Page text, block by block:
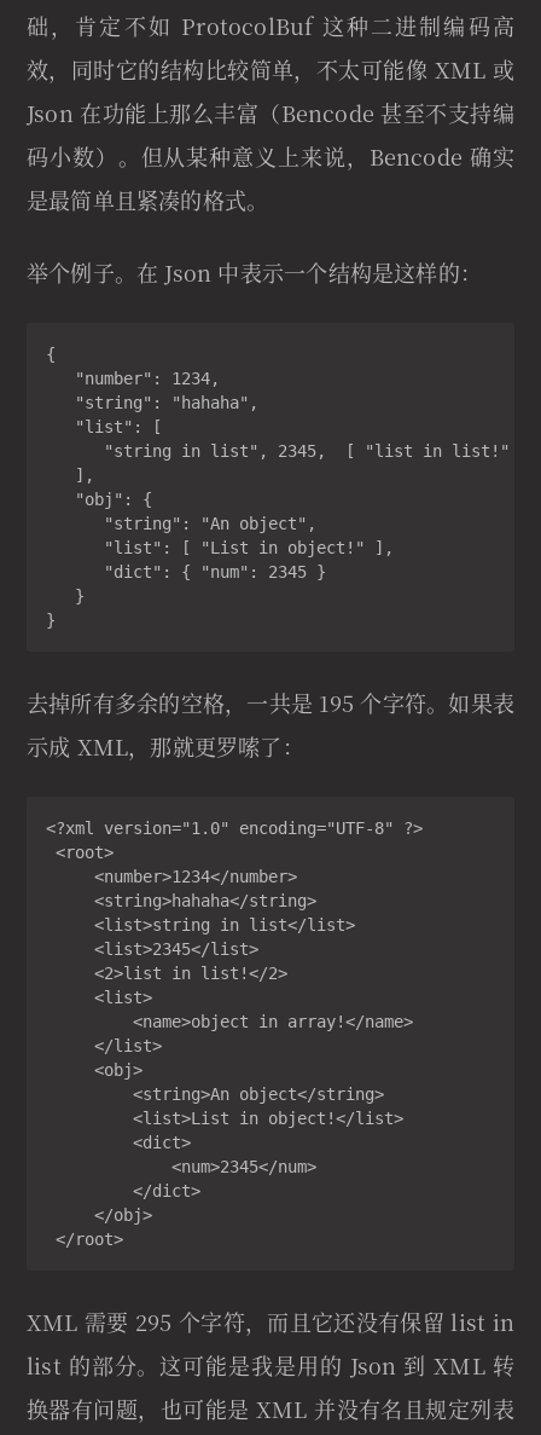
础，肯定不如 ProtocolBuf 这种二进制编码高
效，同时它的结构比较简单，不太可能像 XML 或
Json 在功能上那么丰富（Bencode 甚至不支持编
码小数）。但从某种意义上来说，Bencode 确实
是最简单且紧凑的格式。
举个例子。在 Json 中表示一个结构是这样的：
{
   "number": 1234,
   "string": "hahaha",
   "list": [
"string in list", 2345,  [ "list in list!"
   ],
   "obj": {
      "string": "An object",
      "list": [ "List in object!" ],
      "dict": { "num": 2345 }
   }
}
去掉所有多余的空格，一共是 195 个字符。如果表
示成 XML，那就更罗嗦了：
<?xml version="1.0" encoding="UTF-8" ?>
<root>
     <number>1234</number>
     <string>hahaha</string>
     <list>string in list</list>
     <list>2345</list>
     <2>list in list!</2>
     <list>
         <name>object in array!</name>
     </list>
     <obj>
         <string>An object</string>
         <list>List in object!</list>
         <dict>
             <num>2345</num>
         </dict>
     </obj>
</root>
XML 需要 295 个字符，而且它还没有保留 list in
list 的部分。这可能是我是用的 Json 到 XML 转
换器有问题，也可能是 XML 并没有名且规定列表